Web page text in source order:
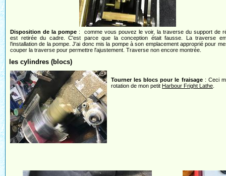
Disposition de la pompe : comme vous pouvez le voir, la traverse du support de
est retirée du cadre. C'est parce que la conception était fausse. La traverse
l'installation de la pompe. J'ai donc mis la pompe à son emplacement approprié pour
couper la traverse pour permettre l'ajustement. Traverse non encore montrée.
les cylindres (blocs)
Tourner les blocs pour le fraisage: Ceci
rotation de mon petit Harbour Fright Lathe